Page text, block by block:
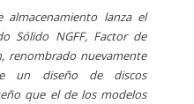
lanza el
Sólido NGFF, Factor de
renombrado nuevamente
un diseño de discos
que el de los modelos